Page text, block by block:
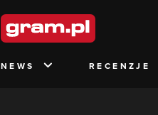
NEWS RECENZJE